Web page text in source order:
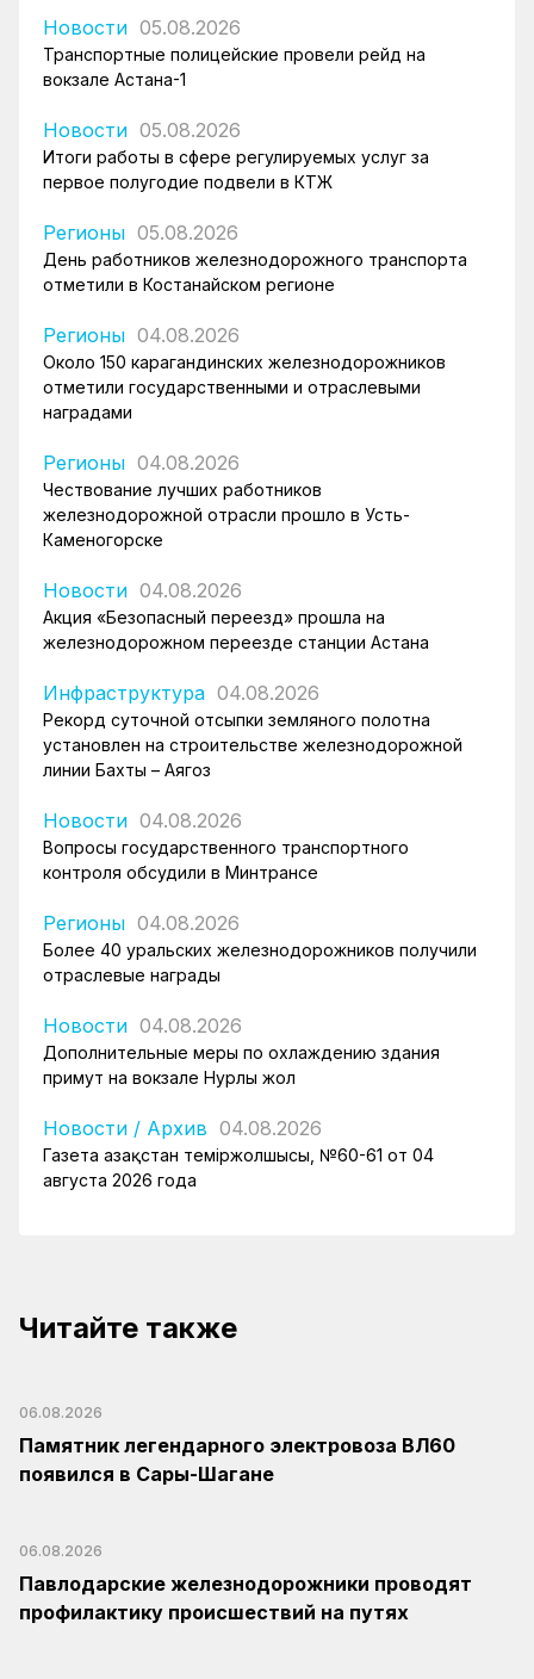
Новости 05.08.2026
Транспортные полицейские провели рейд на
вокзале Астана-1
Новости 05.08.2026
Итоги работы в сфере регулируемых услуг за
первое полугодие подвели в КТЖ
Регионы 05.08.2026
День работников железнодорожного транспорта
отметили в Костанайском регионе
Регионы 04.08.2026
Около 150 карагандинских железнодорожников
отметили государственными и отраслевыми
наградами
Регионы 04.08.2026
Чествование лучших работников
железнодорожной отрасли прошло в Усть-
Каменогорске
Новости 04.08.2026
Акция «Безопасный переезд» прошла на
железнодорожном переезде станции Астана
Инфраструктура 04.08.2026
Рекорд суточной отсыпки земляного полотна
установлен на строительстве железнодорожной
линии Бахты – Аягоз
Новости 04.08.2026
Вопросы государственного транспортного
контроля обсудили в Минтрансе
Регионы 04.08.2026
Более 40 уральских железнодорожников получили
отраслевые награды
Новости 04.08.2026
Дополнительные меры по охлаждению здания
примут на вокзале Нурлы жол
Новости / Архив 04.08.2026
Газета Қазақстан теміржолшысы, №60-61 от 04
августа 2026 года
Читайте также
06.08.2026
Памятник легендарного электровоза ВЛ60
появился в Сары-Шагане
06.08.2026
Павлодарские железнодорожники проводят
профилактику происшествий на путях